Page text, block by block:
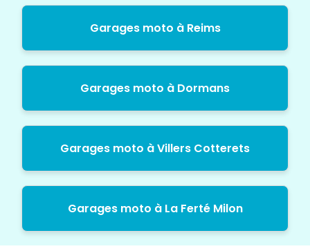
Garages moto à Reims
Garages moto à Dormans
Garages moto à Villers Cotterets
Garages moto à La Ferté Milon